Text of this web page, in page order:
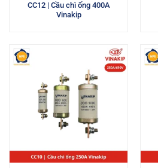
CC12 | Cầu chì ống 400A
Vinakip